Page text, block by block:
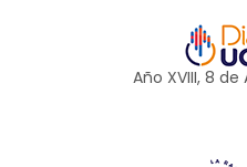
Año XVIII, 8 de